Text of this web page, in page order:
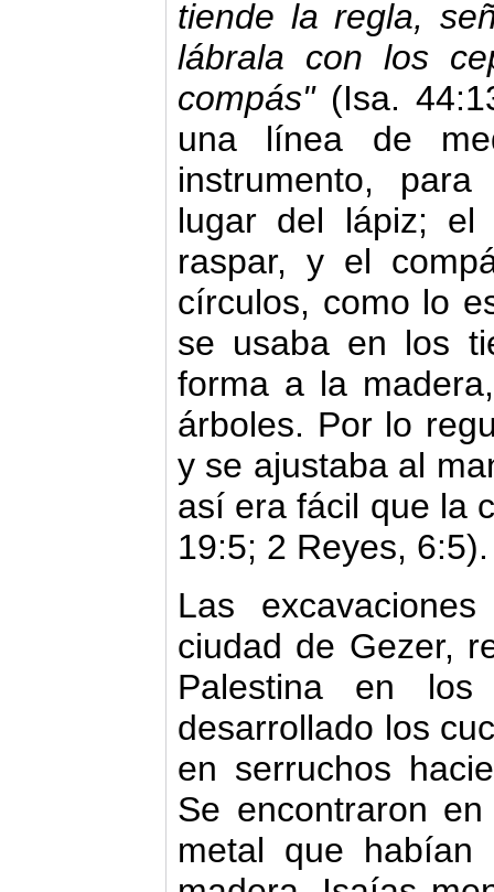
tiende la regla,
lábrala con los
compás" (Isa.
una línea de
instrumento,
lugar del lápiz; el
raspar, y el
círculos, como lo
se usaba en los
forma a la
árboles. Por lo
y se ajustaba al
así era fácil que la
19:5; 2 Reyes, 6:5).
Las
ciudad de Gezer,
Palestina en los
desarrollado los
en serruchos
Se encontraron
metal que habían